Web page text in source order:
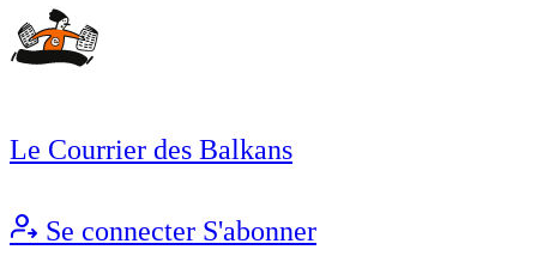
Le Courrier des Balkans
Se connecter S'abonner